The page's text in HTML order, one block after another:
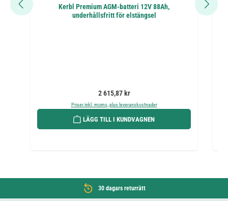
Kerbl Premium AGM-batteri 12V 88Ah,
underhållsfritt för elstängsel
Ordinarie pris:
2 615,87 kr
Priser inkl. moms, plus leveranskostnader
LÄGG TILL I KUNDVAGNEN
30 dagars returrätt